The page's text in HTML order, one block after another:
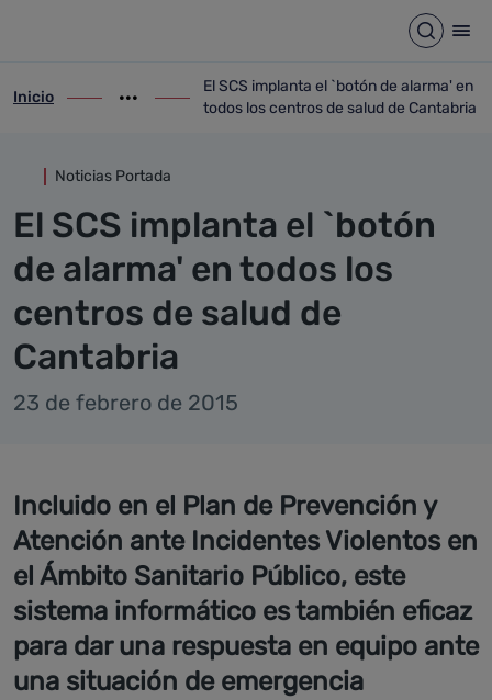
Abrir
ir-a inicio
Inicio
Mostrar opciones del camino de migas
ir-a El SCS implanta el `botón de
El SCS implanta el `botón de alarma' en
todos los centros de salud de Cantabria
Noticias Portada
El SCS implanta el `botón
de alarma' en todos los
centros de salud de
Cantabria
23 de febrero de 2015
Incluido en el Plan de Prevención y
Atención ante Incidentes Violentos en
el Ámbito Sanitario Público, este
sistema informático es también eficaz
para dar una respuesta en equipo ante
una situación de emergencia